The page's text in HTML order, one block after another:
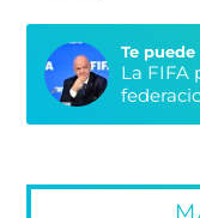
Te
La FIFA